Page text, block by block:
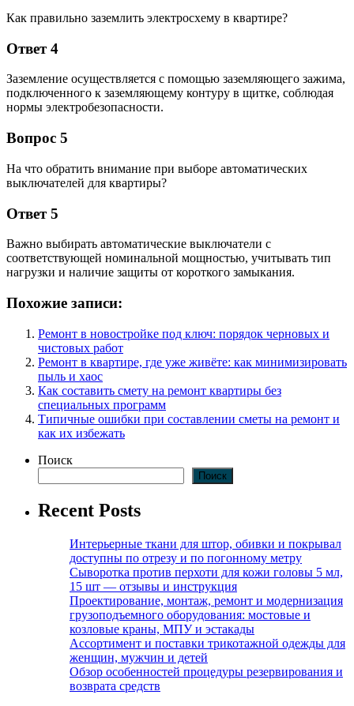
Как правильно заземлить электросхему в квартире?
Ответ 4
Заземление осуществляется с помощью заземляющего зажима,
подключенного к заземляющему контурy в щитке, соблюдая
нормы электробезопасности.
Вопрос 5
На что обратить внимание при выборе автоматических
выключателей для квартиры?
Ответ 5
Важно выбирать автоматические выключатели с
соответствующей номинальной мощностью, учитывать тип
нагрузки и наличие защиты от короткого замыкания.
Похожие записи:
Ремонт в новостройке под ключ: порядок черновых и
чистовых работ
Ремонт в квартире, где уже живёте: как минимизировать
пыль и хаос
Как составить смету на ремонт квартиры без
специальных программ
Типичные ошибки при составлении сметы на ремонт и
как их избежать
Поиск
Поиск
Recent Posts
Интерьерные ткани для штор, обивки и покрывал
доступны по отрезу и по погонному метру
Сыворотка против перхоти для кожи головы 5 мл,
15 шт — отзывы и инструкция
Проектирование, монтаж, ремонт и модернизация
грузоподъемного оборудования: мостовые и
козловые краны, МПУ и эстакады
Ассортимент и поставки трикотажной одежды для
женщин, мужчин и детей
Обзор особенностей процедуры резервирования и
возврата средств